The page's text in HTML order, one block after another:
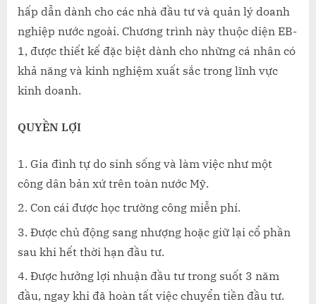
QUA
CON
hấp dẫn dành cho các nhà đầu tư và quản lý doanh
nghiệp nước ngoài. Chương trình này thuộc diện EB-
1, được thiết kế đặc biệt dành cho những cá nhân có
khả năng và kinh nghiệm xuất sắc trong lĩnh vực
kinh doanh.
QUYỀN LỢI
Gia đình tự do sinh sống và làm việc như một
công dân bản xứ trên toàn nước Mỹ.
Con cái được học trường công miễn phí.
Được chủ động sang nhượng hoặc giữ lại cổ phần
sau khi hết thời hạn đầu tư.
Được hưởng lợi nhuận đầu tư trong suốt 3 năm
đầu, ngay khi đã hoàn tất việc chuyển tiền đầu tư.